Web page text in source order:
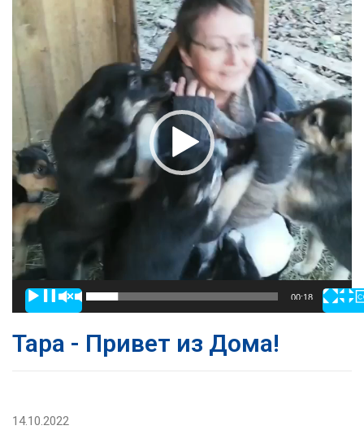
00:00 00:18
Тара - Привет из Дома!
14.10.2022